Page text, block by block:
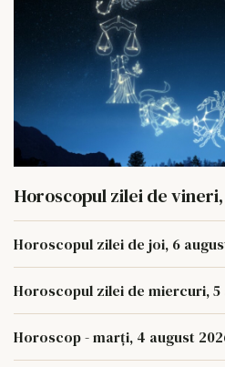
Horoscopul zilei de
Horoscopul zilei de joi, 6
Horoscopul zilei de miercuri, 5
Horoscop - marți, 4 august